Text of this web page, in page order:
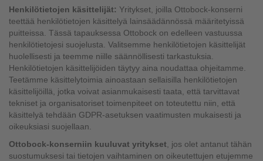
Henkilötietojen käsittelijät: Yritykset, joilla Ottobock-konserni
teettää henkilötietojen käsittelyä lainsäädännössä määritetyissä
puitteissa. Tässä tapauksessa Ottobock on edelleen vastuussa
henkilötietojesi suojelusta. Valitsemme henkilötietojen käsittelijät
huolellisesti ja teemme niille säännöllisesti tarkastuksia.
Henkilötietojen käsittelijöiden täytyy aina noudattaa ohjeitamme.
Teetämme käsittelytoimia ainoastaan sellaisilla henkilötietojen
käsittelijöillä, jotka voivat asianmukaisesti taata, että tarvittavat
tekniset ja organisatoriset toimenpiteet on toteutettu niin, että
käsittelyä tehdään GDPR-asetuksen vaatimusten mukaisesti ja
oikeuksiasi suojellaan.
Ottobock-konserniin kuuluvat yritykset , jos olet antanut tähän
suostumuksesi tai tietojen vaihtaminen on oikeutettujen etujemme